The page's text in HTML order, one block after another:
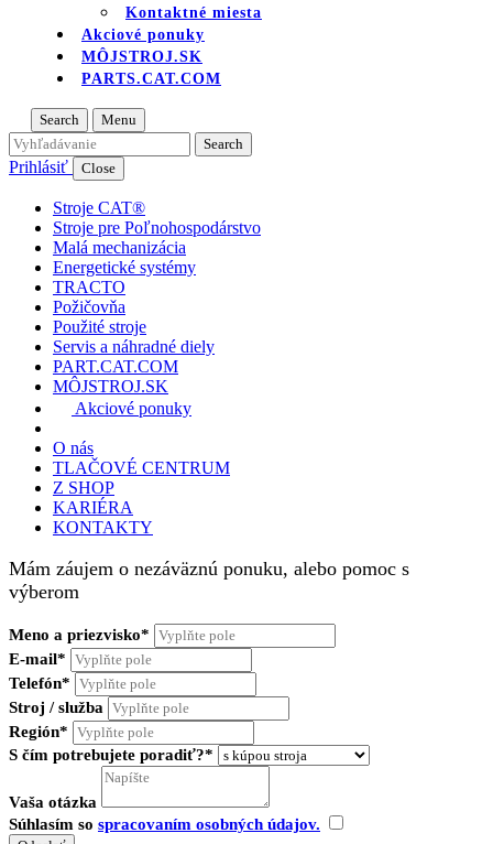
Kontaktné miesta
Akciové ponuky
MÔJSTROJ.SK
PARTS.CAT.COM
Search Menu
Prihlásiť Close
Stroje CAT®
Stroje pre Poľnohospodárstvo
Malá mechanizácia
Energetické systémy
TRACTO
Požičovňa
Použité stroje
Servis a náhradné diely
PART.CAT.COM
MÔJSTROJ.SK
Akciové ponuky
O nás
TLAČOVÉ CENTRUM
Z SHOP
KARIÉRA
KONTAKTY
Mám záujem o nezáväznú ponuku, alebo pomoc s
výberom
Meno a priezvisko*
E-mail*
Telefón*
Stroj / služba
Región*
S čím potrebujete poradiť?*
Vaša otázka
Súhlasím so spracovaním osobných údajov.